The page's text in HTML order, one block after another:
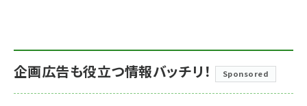
企画広告も役立つ情報バッチリ！ Sponsored